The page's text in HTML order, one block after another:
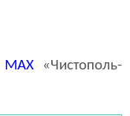
MAX«Чистополь-